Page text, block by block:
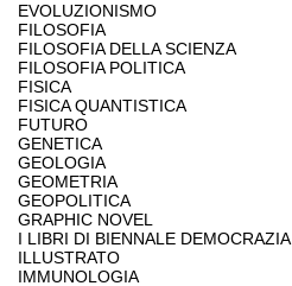
EVOLUZIONISMO
FILOSOFIA
FILOSOFIA DELLA SCIENZA
FILOSOFIA POLITICA
FISICA
FISICA QUANTISTICA
FUTURO
GENETICA
GEOLOGIA
GEOMETRIA
GEOPOLITICA
GRAPHIC NOVEL
I LIBRI DI BIENNALE DEMOCRAZIA
ILLUSTRATO
IMMUNOLOGIA